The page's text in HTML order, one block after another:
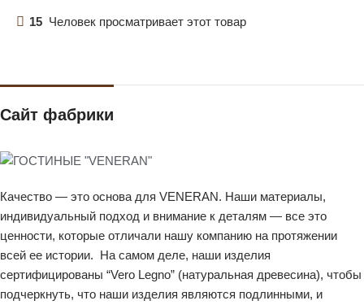
15 Человек просматривает этот товар
Сайт фабрики
Качество — это основа для VENERAN. Наши материалы,
индивидуальный подход и внимание к деталям — все это
ценности, которые отличали нашу компанию на протяжении
всей ее истории. На самом деле, наши изделия
сертифицированы “Vero Legno” (натуральная древесина), чтобы
подчеркнуть, что наши изделия являются подлинными, и